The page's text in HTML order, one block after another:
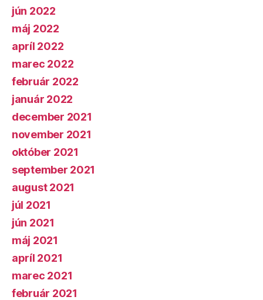
jún 2022
máj 2022
apríl 2022
marec 2022
február 2022
január 2022
december 2021
november 2021
október 2021
september 2021
august 2021
júl 2021
jún 2021
máj 2021
apríl 2021
marec 2021
február 2021